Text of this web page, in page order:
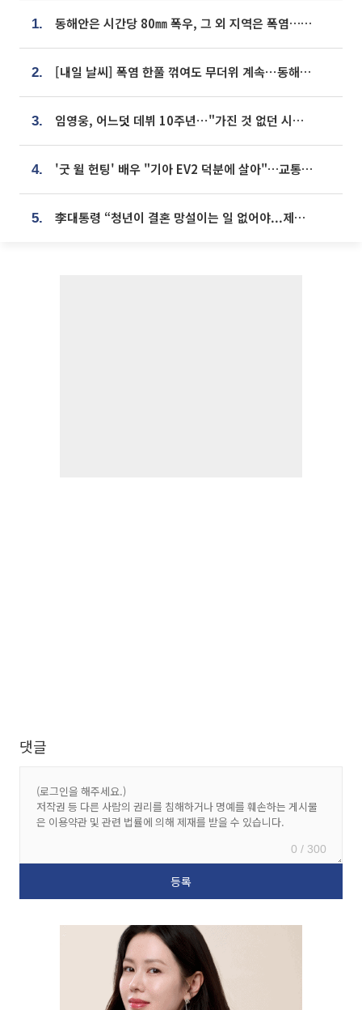
1. 동해안은 시간당 80㎜ 폭우, 그 외 지역은 폭염…‘극과 극 날씨’
2. [내일 날씨] 폭염 한풀 꺾여도 무더위 계속⋯동해안 이틀 연속 비
3. 임영웅, 어느덧 데뷔 10주년⋯"가진 것 없던 시절, 내 앞엔 20명의 팬뿐"
4. '굿 윌 헌팅' 배우 "기아 EV2 덕분에 살아"…교통사고 후 안전성 극찬
5. 李대통령 “청년이 결혼 망설이는 일 없어야...제도상 불이익 조사”
댓글
0 / 300